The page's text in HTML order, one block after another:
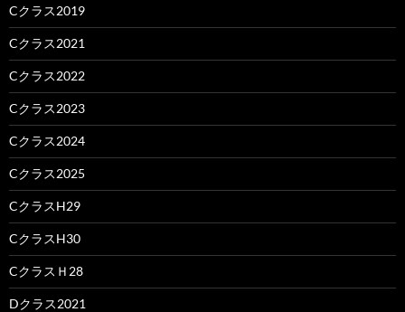
Cクラス2019
Cクラス2021
Cクラス2022
Cクラス2023
Cクラス2024
Cクラス2025
CクラスH29
CクラスH30
CクラスＨ28
Dクラス2021